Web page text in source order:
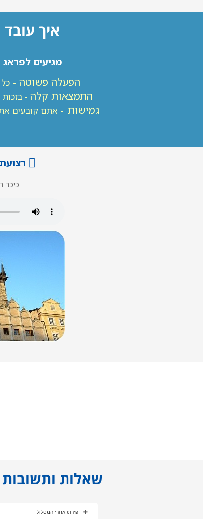
איך עובד
מגיעים
הפעלה פשוטה –
התמצאות קלה -
גמישות - אתם קובעים את
כיכר
שאלות ותשובות
פירוט אתרי המסלול